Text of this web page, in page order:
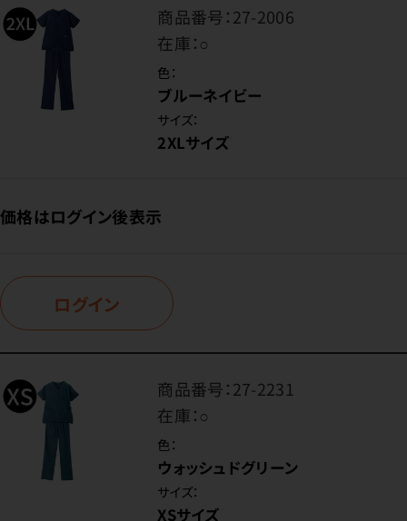
商品番号：27-2006
在庫：○
色：
ブルーネイビー
サイズ：
2XLサイズ
価格はログイン後表示
ログイン
商品番号：27-2231
在庫：○
色：
ウォッシュドグリーン
サイズ：
XSサイズ